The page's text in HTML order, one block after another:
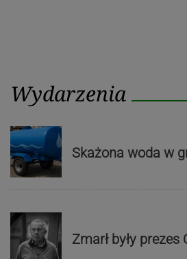
Wydarzenia
Skażona woda w
Zmarł były prezes